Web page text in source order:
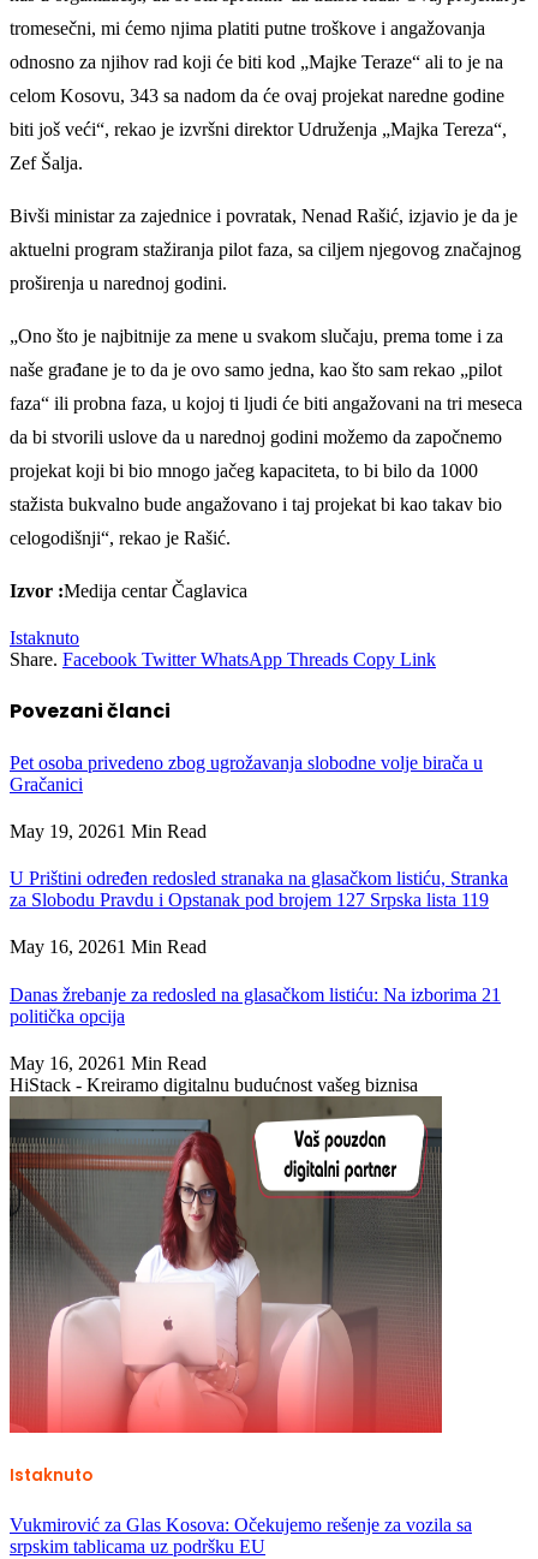
tromesečni, mi ćemo njima platiti putne troškove i angažovanja
odnosno za njihov rad koji će biti kod „Majke Teraze“ ali to je na
celom Kosovu, 343 sa nadom da će ovaj projekat naredne godine
biti još veći“, rekao je izvršni direktor Udruženja „Majka Tereza“,
Zef Šalja.
Bivši ministar za zajednice i povratak, Nenad Rašić, izjavio je da je
aktuelni program stažiranja pilot faza, sa ciljem njegovog značajnog
proširenja u narednoj godini.
„Ono što je najbitnije za mene u svakom slučaju, prema tome i za
naše građane je to da je ovo samo jedna, kao što sam rekao „pilot
faza“ ili probna faza, u kojoj ti ljudi će biti angažovani na tri meseca
da bi stvorili uslove da u narednoj godini možemo da započnemo
projekat koji bi bio mnogo jačeg kapaciteta, to bi bilo da 1000
stažista bukvalno bude angažovano i taj projekat bi kao takav bio
celogodišnji“, rekao je Rašić.
Izvor :Medija centar Čaglavica
Istaknuto
Share. Facebook Twitter WhatsApp Threads Copy Link
Povezaničlanci
Pet osoba privedeno zbog ugrožavanja slobodne volje birača u
Gračanici
May 19, 20261 Min Read
U Prištini određen redosled stranaka na glasačkom listiću, Stranka
za Slobodu Pravdu i Opstanak pod brojem 127 Srpska lista 119
May 16, 20261 Min Read
Danas žrebanje za redosled na glasačkom listiću: Na izborima 21
politička opcija
May 16, 20261 Min Read
HiStack - Kreiramo digitalnu budućnost vašeg biznisa
Istaknuto
Vukmirović za Glas Kosova: Očekujemo rešenje za vozila sa
srpskim tablicama uz podršku EU